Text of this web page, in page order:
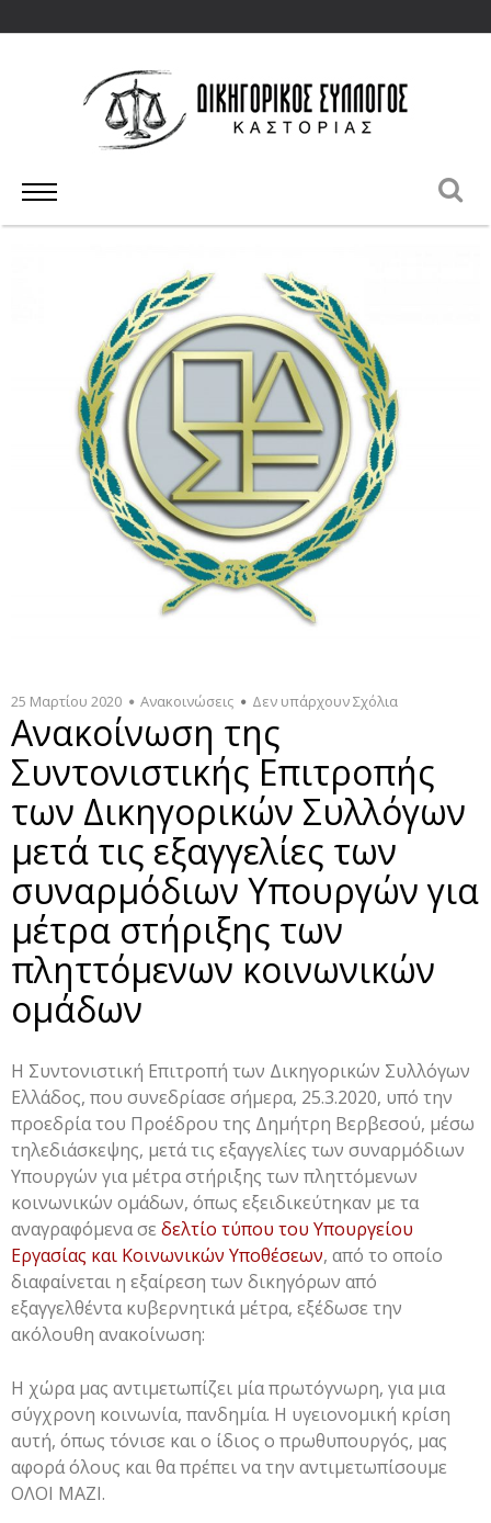
25 Μαρτίου 2020 Ανακοινώσεις Δεν υπάρχουν Σχόλια
Ανακοίνωση της
Συντονιστικής Επιτροπής
των Δικηγορικών Συλλόγων
μετά τις εξαγγελίες των
συναρμόδιων Υπουργών για
μέτρα στήριξης των
πληττόμενων κοινωνικών
ομάδων
Η Συντονιστική Επιτροπή των Δικηγορικών Συλλόγων
Ελλάδος, που συνεδρίασε σήμερα, 25.3.2020, υπό την
προεδρία του Προέδρου της Δημήτρη Βερβεσού, μέσω
τηλεδιάσκεψης, μετά τις εξαγγελίες των συναρμόδιων
Υπουργών για μέτρα στήριξης των πληττόμενων
κοινωνικών ομάδων, όπως εξειδικεύτηκαν με τα
αναγραφόμενα σε δελτίο τύπου του Υπουργείου
Εργασίας και Κοινωνικών Υποθέσεων, από το οποίο
διαφαίνεται η εξαίρεση των δικηγόρων από
εξαγγελθέντα κυβερνητικά μέτρα, εξέδωσε την
ακόλουθη ανακοίνωση:
Η χώρα μας αντιμετωπίζει μία πρωτόγνωρη, για μια
σύγχρονη κοινωνία, πανδημία. Η υγειονομική κρίση
αυτή, όπως τόνισε και ο ίδιος ο πρωθυπουργός, μας
αφορά όλους και θα πρέπει να την αντιμετωπίσουμε
ΟΛΟΙ ΜΑΖΙ.